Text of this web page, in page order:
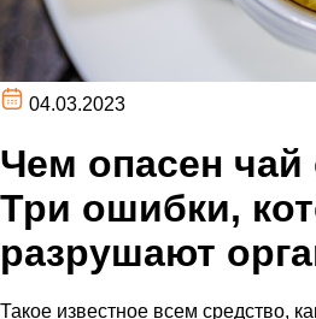
04.03.2023
Чем опасен
Три ошибки,
разрушают
Такое известное всем средство,